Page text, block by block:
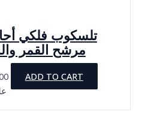
تلسكوب فلكي
مرشح القمر
ADD TO CART